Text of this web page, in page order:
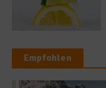
Empfohlen